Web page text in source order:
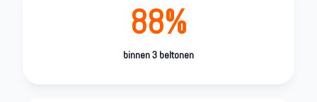
88%
binnen 3 beltonen